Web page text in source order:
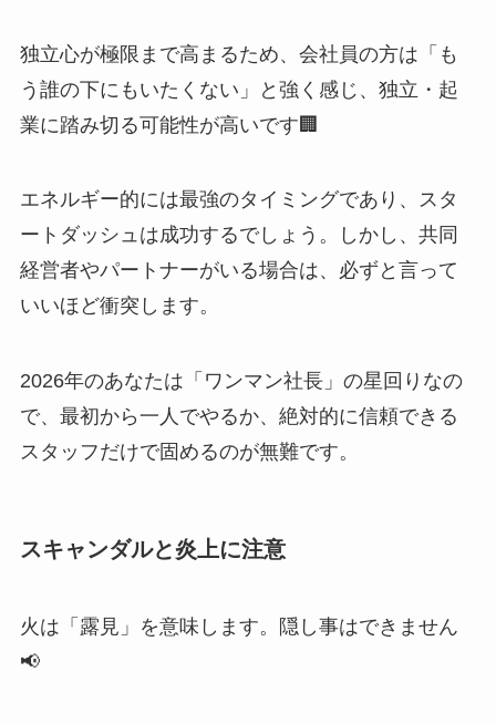
独立心が極限まで高まるため、会社員の方は「も
う誰の下にもいたくない」と強く感じ、独立・起
業に踏み切る可能性が高いです🏢
エネルギー的には最強のタイミングであり、スタ
ートダッシュは成功するでしょう。しかし、共同
経営者やパートナーがいる場合は、必ずと言って
いいほど衝突します。
2026年のあなたは「ワンマン社長」の星回りなの
で、最初から一人でやるか、絶対的に信頼できる
スタッフだけで固めるのが無難です。
スキャンダルと炎上に注意
火は「露見」を意味します。隠し事はできません
📢